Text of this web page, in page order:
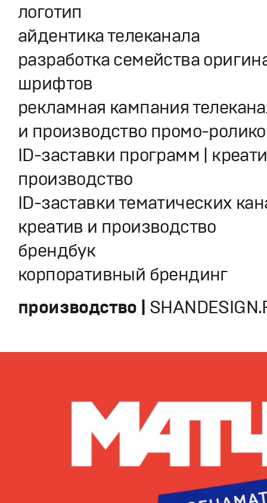
логотип
айдентика телеканала
разработка семейства
шрифтов
рекламная кампания
и производство промо-
ID-заставки программ |
производство
ID-заставки тематических
креатив и производство
брендбук
корпоративный брендинг
производство |